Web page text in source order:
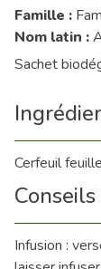
Famille :
Nom latin :
Sachet
Cerfeuil
Infusion :